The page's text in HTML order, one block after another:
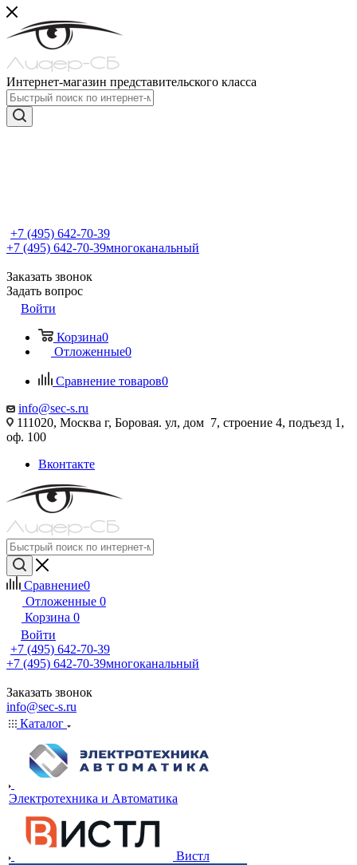
Интернет-магазин представительского класса
+7 (495) 642-70-39
+7 (495) 642-70-39многоканальный
Заказать звонок
Задать вопрос
Войти
Корзина0
Отложенные0
Сравнение товаров0
info@sec-s.ru
111020, Москва г, Боровая. ул, дом 7, строение 4, подъезд 1,
оф. 100
Вконтакте
Сравнение0
Отложенные 0
Корзина 0
Войти
+7 (495) 642-70-39
+7 (495) 642-70-39многоканальный
Заказать звонок
info@sec-s.ru
Каталог
Электротехника и Автоматика
Вистл